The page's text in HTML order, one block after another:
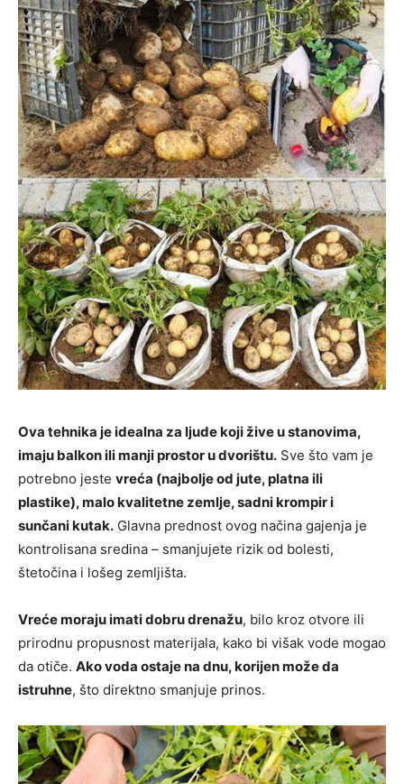
Ova tehnika je idealna za ljude koji žive u stanovima,
imaju balkon ili manji prostor u dvorištu. Sve što vam je
potrebno jeste vreća (najbolje od jute, platna ili
plastike), malo kvalitetne zemlje, sadni krompir i
sunčani kutak. Glavna prednost ovog načina gajenja je
kontrolisana sredina – smanjujete rizik od bolesti,
štetočina i lošeg zemljišta.
Vreće moraju imati dobru drenažu, bilo kroz otvore ili
prirodnu propusnost materijala, kako bi višak vode mogao
da otiče. Ako voda ostaje na dnu, korijen može da
istruhne, što direktno smanjuje prinos.